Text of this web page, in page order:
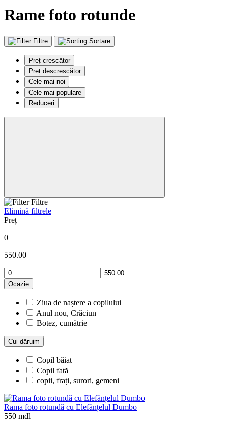
Rame foto rotunde
Filtre Sortare
Preț crescător
Preț descrescător
Cele mai noi
Cele mai populare
Reduceri
Filtre
Elimină filtrele
Preț
0
550.00
Ocazie
Ziua de naștere a copilului
Anul nou, Crăciun
Botez, cumătrie
Cui dăruim
Copil băiat
Copil fată
copii, frați, surori, gemeni
Rama foto rotundă cu Elefănțelul Dumbo
550 mdl